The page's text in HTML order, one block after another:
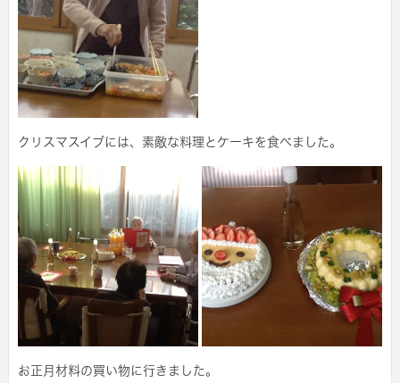
クリスマスイブには、素敵な料理とケーキを食べました。
お正月材料の買い物に行きました。